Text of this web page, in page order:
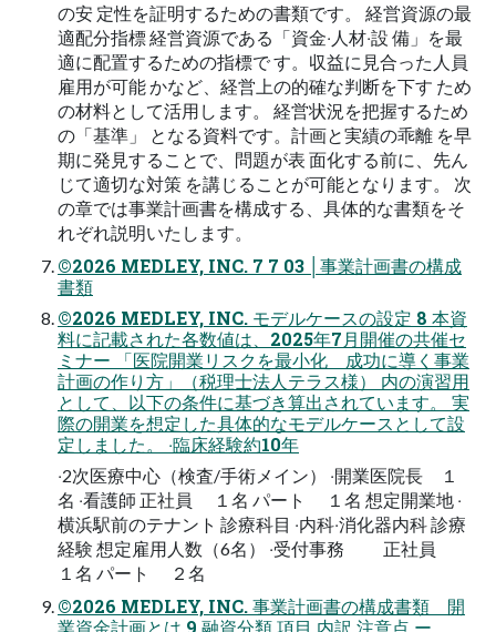
の安 定性を証明するための書類です。 経営資源の最
適配分指標 経営資源である「資⾦‧⼈材‧設 備」を最
適に配置するための指標で す。収益に⾒合った⼈員
雇⽤が可能 かなど、経営上の的確な判断を下す ため
の材料として活⽤します。 経営状況を把握するため
の「基準」 となる資料です。計画と実績の乖離 を早
期に発⾒することで、問題が表 ⾯化する前に、先ん
じて適切な対策 を講じることが可能となります。 次
の章では事業計画書を構成する、具体的な書類をそ
れぞれ説明いたします。
©2026 MEDLEY, INC. 7 7 03 │事業計画書の構成
書類
©2026 MEDLEY, INC. モデルケースの設定 8 本資
料に記載された各数値は、2025年7⽉開催の共催セ
ミナー 「医院開業リスクを最⼩化 成功に導く事業
計画の作り⽅」（税理⼠法⼈テラス様） 内の演習⽤
として、以下の条件に基づき算出されています。 実
際の開業を想定した具体的なモデルケースとして設
定しました。 ‧臨床経験約10年
‧2次医療中⼼（検査/⼿術メイン） ‧開業医院⻑ １
名 ‧看護師 正社員 １名 パート １名 想定開業地 ‧
横浜駅前のテナント 診療科⽬ ‧内科‧消化器内科 診療
経験 想定雇⽤⼈数（6名） ‧受付事務 正社員
１名 パート ２名
©2026 MEDLEY, INC. 事業計画書の構成書類 開
業資⾦計画とは 9 融資分類 項⽬ 内訳 注意点 ー